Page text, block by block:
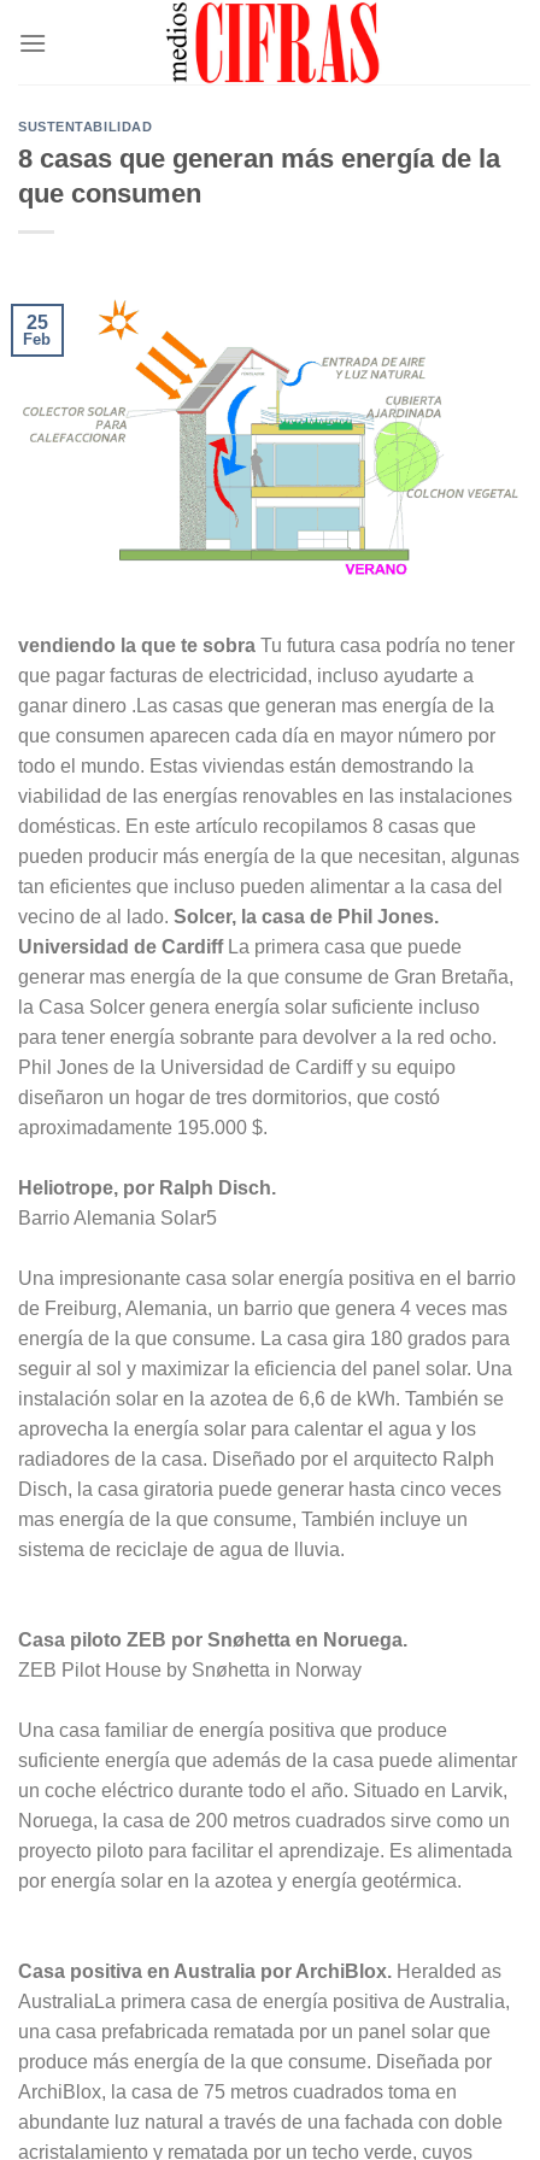
SUSTENTABILIDAD
8 casas que generan más energía de la
que consumen
25
Feb
vendiendo la que te sobra Tu futura casa podría no tener
que pagar facturas de electricidad, incluso ayudarte a
ganar dinero .Las casas que generan mas energía de la
que consumen aparecen cada día en mayor número por
todo el mundo. Estas viviendas están demostrando la
viabilidad de las energías renovables en las instalaciones
domésticas. En este artículo recopilamos 8 casas que
pueden producir más energía de la que necesitan, algunas
tan eficientes que incluso pueden alimentar a la casa del
vecino de al lado. Solcer, la casa de Phil Jones.
Universidad de CardiffLa primera casa que puede
generar mas energía de la que consume de Gran Bretaña,
la Casa Solcer genera energía solar suficiente incluso
para tener energía sobrante para devolver a la red ocho.
Phil Jones de la Universidad de Cardiff y su equipo
diseñaron un hogar de tres dormitorios, que costó
aproximadamente 195.000 $.
Heliotrope, por Ralph Disch.
Barrio Alemania Solar5
Una impresionante casa solar energía positiva en el barrio
de Freiburg, Alemania, un barrio que genera 4 veces mas
energía de la que consume. La casa gira 180 grados para
seguir al sol y maximizar la eficiencia del panel solar. Una
instalación solar en la azotea de 6,6 de kWh. También se
aprovecha la energía solar para calentar el agua y los
radiadores de la casa. Diseñado por el arquitecto Ralph
Disch, la casa giratoria puede generar hasta cinco veces
mas energía de la que consume, También incluye un
sistema de reciclaje de agua de lluvia.
Casa piloto ZEB por Snøhetta en Noruega.
ZEB Pilot House by Snøhetta in Norway
Una casa familiar de energía positiva que produce
suficiente energía que además de la casa puede alimentar
un coche eléctrico durante todo el año. Situado en Larvik,
Noruega, la casa de 200 metros cuadrados sirve como un
proyecto piloto para facilitar el aprendizaje. Es alimentada
por energía solar en la azotea y energía geotérmica.
Casa positiva en Australia por ArchiBlox. Heralded as
AustraliaLa primera casa de energía positiva de Australia,
una casa prefabricada rematada por un panel solar que
produce más energía de la que consume. Diseñada por
ArchiBlox, la casa de 75 metros cuadrados toma en
abundante luz natural a través de una fachada con doble
acristalamiento y rematada por un techo verde, cuyos